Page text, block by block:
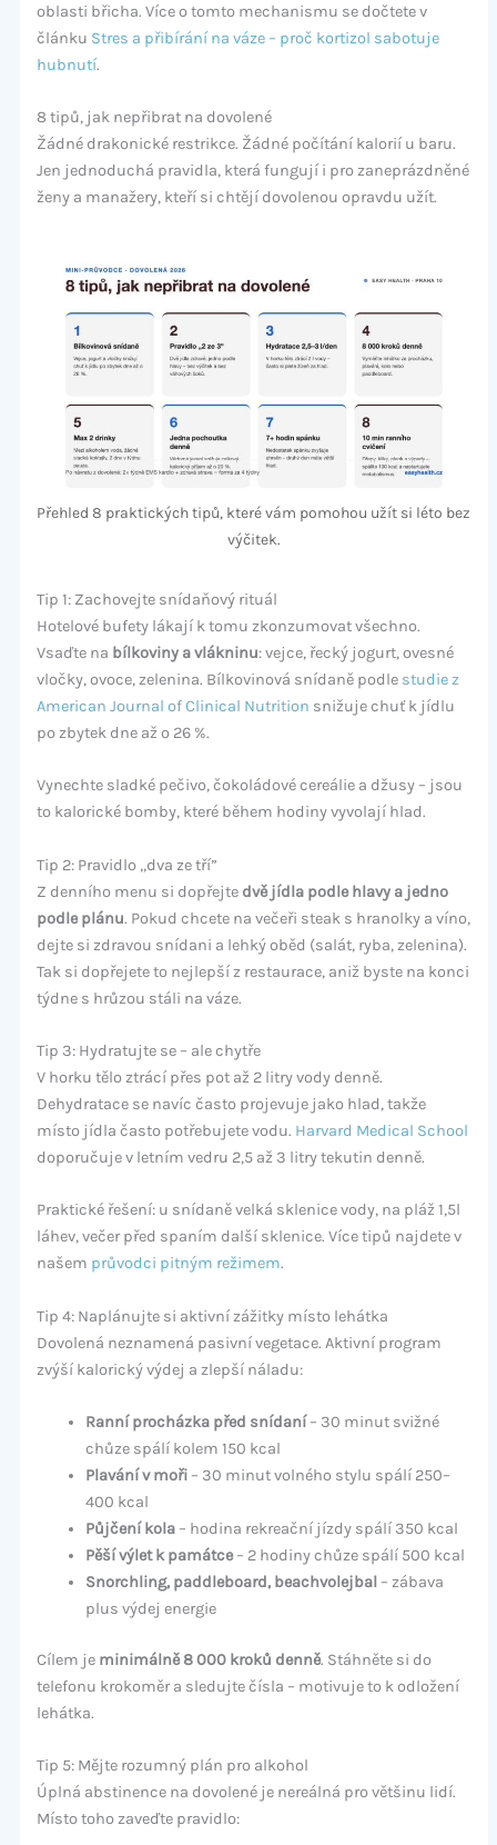
oblasti břicha. Více o tomto mechanismu se dočtete v
článku Stres a přibírání na váze – proč kortizol sabotuje
hubnutí.
8 tipů, jak nepřibrat na dovolené
Žádné drakonické restrikce. Žádné počítání kalorií u baru.
Jen jednoduchá pravidla, která fungují i pro zaneprázdněné
ženy a manažery, kteří si chtějí dovolenou opravdu užít.
Přehled 8 praktických tipů, které vám pomohou užít si léto bez
výčitek.
Tip 1: Zachovejte snídaňový rituál
Hotelové bufety lákají k tomu zkonzumovat všechno.
Vsaďte na bílkoviny a vlákninu: vejce, řecký jogurt, ovesné
vločky, ovoce, zelenina. Bílkovinová snídaně podle studie z
American Journal of Clinical Nutrition snižuje chuť k jídlu
po zbytek dne až o 26 %.
Vynechte sladké pečivo, čokoládové cereálie a džusy – jsou
to kalorické bomby, které během hodiny vyvolají hlad.
Tip 2: Pravidlo „dva ze tří”
Z denního menu si dopřejte dvě jídla podle hlavy a jedno
podle plánu. Pokud chcete na večeři steak s hranolky a víno,
dejte si zdravou snídani a lehký oběd (salát, ryba, zelenina).
Tak si dopřejete to nejlepší z restaurace, aniž byste na konci
týdne s hrůzou stáli na váze.
Tip 3: Hydratujte se – ale chytře
V horku tělo ztrácí přes pot až 2 litry vody denně.
Dehydratace se navíc často projevuje jako hlad, takže
místo jídla často potřebujete vodu. Harvard Medical School
doporučuje v letním vedru 2,5 až 3 litry tekutin denně.
Praktické řešení: u snídaně velká sklenice vody, na pláž 1,5l
láhev, večer před spaním další sklenice. Více tipů najdete v
našem průvodci pitným režimem.
Tip 4: Naplánujte si aktivní zážitky místo lehátka
Dovolená neznamená pasivní vegetace. Aktivní program
zvýší kalorický výdej a zlepší náladu:
Ranní procházka před snídaní– 30 minut svižné
chůze spálí kolem 150 kcal
Plavání v moři– 30 minut volného stylu spálí 250–
400 kcal
Půjčení kola– hodina rekreační jízdy spálí 350 kcal
Pěší výlet k památce– 2 hodiny chůze spálí 500 kcal
Snorchling, paddleboard, beachvolejbal – zábava
plus výdej energie
Cílem je minimálně 8 000 kroků denně. Stáhněte si do
telefonu krokoměr a sledujte čísla – motivuje to k odložení
lehátka.
Tip 5: Mějte rozumný plán pro alkohol
Úplná abstinence na dovolené je nereálná pro většinu lidí.
Místo toho zaveďte pravidlo: